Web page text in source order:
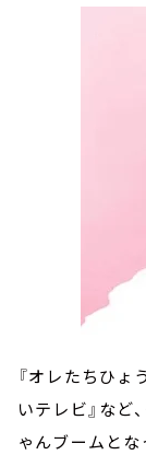
『オレたちひょ
いテレビ』など
ゃんブームと